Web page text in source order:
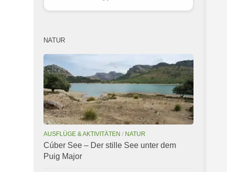
NATUR
AUSFLÜGE & AKTIVITÄTEN / NATUR
Cúber See – Der stille See unter dem
Puig Major